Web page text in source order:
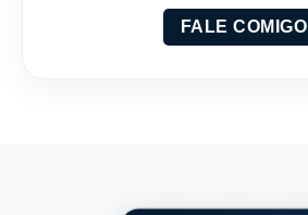
FALE COMIGO